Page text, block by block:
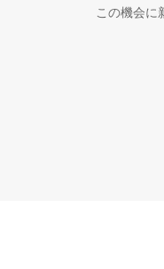
この機会に